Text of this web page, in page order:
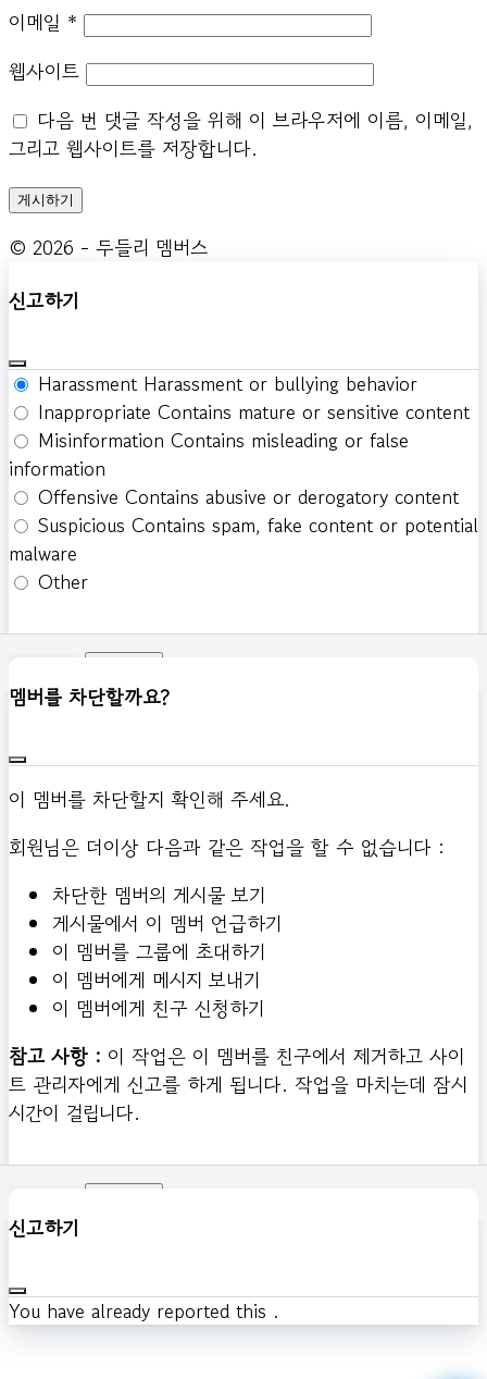
이메일 *
웹사이트
다음 번 댓글 작성을 위해 이 브라우저에 이름, 이메일,
그리고 웹사이트를 저장합니다.
© 2026 - 두들리 멤버스
신고하기
Harassment Harassment or bullying behavior
Inappropriate Contains mature or sensitive content
Misinformation Contains misleading or false
information
Offensive Contains abusive or derogatory content
Suspicious Contains spam, fake content or potential
malware
Other
멤버를 차단할까요?
이 멤버를 차단할지 확인해 주세요.
회원님은 더이상 다음과 같은 작업을 할 수 없습니다 :
차단한 멤버의 게시물 보기
게시물에서 이 멤버 언급하기
이 멤버를 그룹에 초대하기
이 멤버에게 메시지 보내기
이 멤버에게 친구 신청하기
참고 사항 : 이 작업은 이 멤버를 친구에서 제거하고 사이
트 관리자에게 신고를 하게 됩니다. 작업을 마치는데 잠시
시간이 걸립니다.
신고하기
You have already reported this .